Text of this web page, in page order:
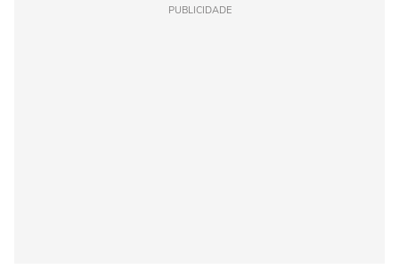
PUBLICIDADE